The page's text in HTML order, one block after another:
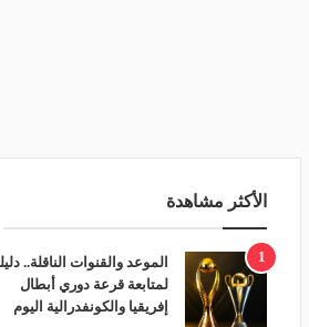
الأكثر مشاهدة
1
الموعد والقنوات الناقلة..
لمتابعة قرعة دوري أبطال
إفريقيا والكونفدرالية اليوم